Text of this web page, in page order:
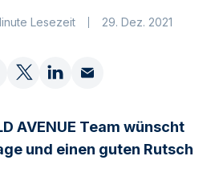
Lesezeit 29. Dez. 2021
AVENUE Team wünscht
und einen guten Rutsch